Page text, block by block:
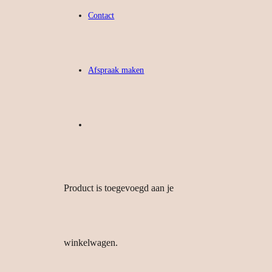
Contact
Afspraak maken
Product is toegevoegd aan je
winkelwagen.